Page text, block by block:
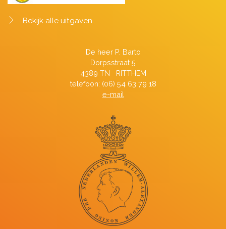
Bekijk alle uitgaven
De heer P. Barto
Dorpsstraat 5
4389 TN RITTHEM
telefoon: (06) 54 63 79 18
e-mail